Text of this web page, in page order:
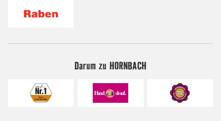
Darum zu HORNBACH